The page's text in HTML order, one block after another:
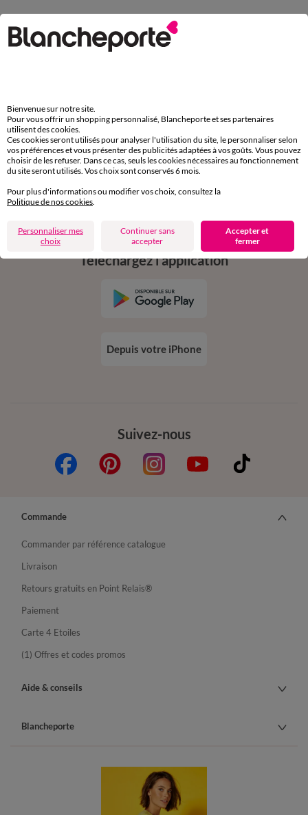
par chat et par téléphone
de 8h00 à 20h00 du lundi au samedi
en vous inscrivant à la newsletter
dès 20€ d’achat
conditions dans votre email de confirmation
Suivez-nous
Téléchargez l’application
Depuis votre iPhone
Commande
Commander par référence catalogue
Livraison
Retours gratuits en Point Relais®
Paiement
Carte 4 Etoiles
(1) Offres et codes promos
Aide & conseils
Blancheporte
Bienvenue sur notre site.
Pour vous offrir un shopping personnalisé, Blancheporte et ses partenaires
utilisent des cookies.
Ces cookies seront utilisés pour analyser l'utilisation du site, le personnaliser selon
vos préférences et vous présenter des publicités adaptées à vos goûts. Vous pouvez
choisir de les refuser. Dans ce cas, seuls les cookies nécessaires au fonctionnement
du site seront utilisés. Vos choix sont conservés 6 mois.
Pour plus d'informations ou modifier vos choix, consultez la
Politique de nos cookies
Personnaliser mes
choix
Continuer sans
accepter
Accepter et
fermer